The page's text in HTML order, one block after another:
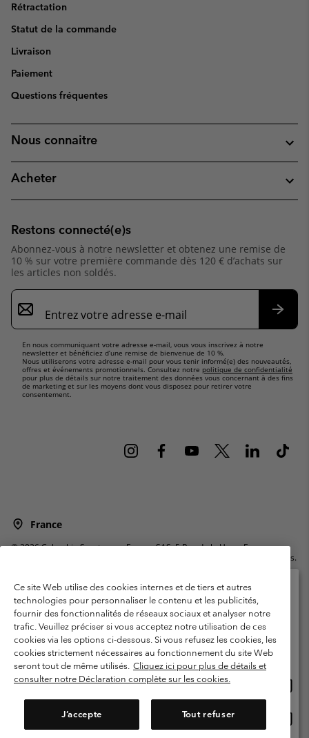
Rétractation
Statut de la commande
Livraison
Paiement
Questions fréquentes
Nous connaitre
Acheter
Restons connecté(e)s
Abonnez-vous à notre newsletter et obtenez une remise de
10 % sur votre première commande dès 120 € d’achats sur
les articles non soldés.
Inscription
par
e-
En nous communiquant votre adresse e-mail, vous vous inscrivez à notre
newsletter et bénéficiez d’une remise de bienvenue de 10 %.
Nous utiliserons votre adresse e-mail pour vous tenir informé(e) des nouveautés,
offres et événements promotionnels. Consultez notre politique de confidentialité
pour plus de détails sur notre traitement des données vous concernant à des fins
de marketing et sur les moyens dont vous disposez pour retirer votre
consentement.
France
©2026Columbia Sportswear Europe SAS. 5 Rue de la Haye, Espace
Européen de l'entreprise 67300 Schiltigheim, France. Tous droits réservés.
Garanties Légales
Politique de confidentialité
Conditions d'utilisation - Membres
Conditions D'utilisation - Contenu généré par l'utilisateur
Impressum
Cookies
Public CBCR
Ce site Web utilise des cookies internes et de tiers et autres
technologies pour personnaliser le contenu et les publicités,
fournir des fonctionnalités de réseaux sociaux et analyser notre
trafic. Veuillez préciser si vous acceptez notre utilisation de ces
cookies via les options ci-dessous. Si vous refusez les cookies, les
cookies strictement nécessaires au fonctionnement du site Web
seront tout de même utilisés. Cliquez ici pour plus de détails et
consulter notre Déclaration complète sur les cookies.
J’accepte Tout refuser
Veuillez sélectionner votre pays d’expédition et
votre langue
Achats en ligne disponibles
United States
ligne
France